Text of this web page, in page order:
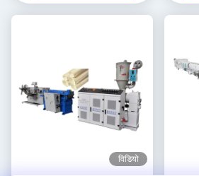
विडियो